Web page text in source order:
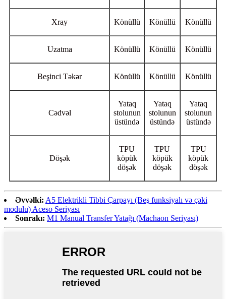
Xray Könüllü Könüllü Könüllü
Uzatma Könüllü Könüllü Könüllü
Beşinci Təkər Könüllü Könüllü Könüllü
Cədvəl
Yataq
stolunun
üstündə
Yataq
stolunun
üstündə
Yataq
stolunun
üstündə
Döşək
TPU
köpük
döşək
TPU
köpük
döşək
TPU
köpük
döşək
Əvvəlki: A5 Elektrikli Tibbi Çarpayı (Beş funksiyalı və çəki
modulu) Aceso Seriyası
Sonrakı: M1 Manual Transfer Yatağı (Machaon Seriyası)